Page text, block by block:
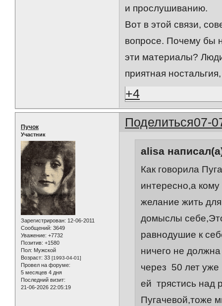
и прослушиванию.
Вот в этой связи,
вопросе. Почему бы
эти материалы?
приятная
+4
Поделиться07-
Пучок
Участник
Зарегистрирован: 12-06-2011
Сообщений: 3649
Уважение: +7732
Позитив: +1580
Пол: Мужской
Возраст: 33 [1993-04-01]
Провел на форуме:
5 месяцев 4 дня
Последний визит:
21-06-2026 22:05:19
alisa
Как говорила
интересно,а
желание жить
домыслы
равнодушие к
ничего не
через 50 лет уже
ей трястись над
Пугачевой,тоже